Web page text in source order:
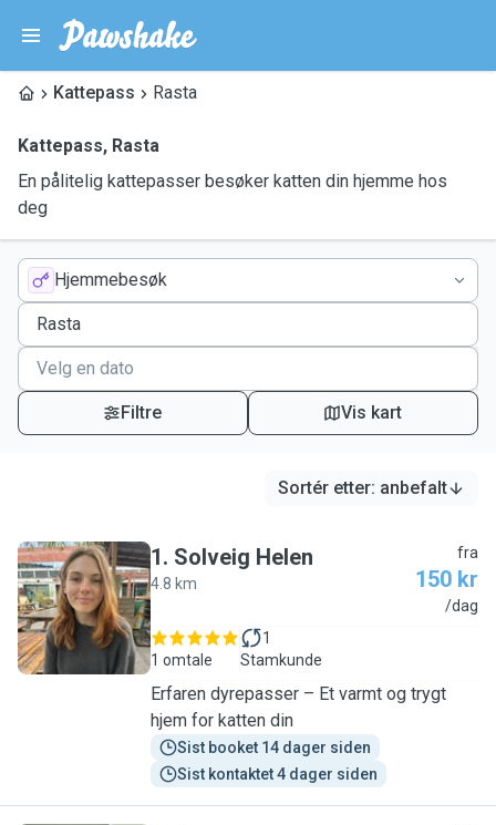
Kattepass Rasta
Kattepass, Rasta
En pålitelig kattepasser besøker katten din hjemme hos
deg
Hjemmebesøk
Filtre Vis kart
Sortér etter: anbefalt
S
1. Solveig Helen
4.8 km
fra
150 kr
/dag
1 omtale
1
Stamkunde
Erfaren dyrepasser – Et varmt og trygt
hjem for katten din
Sist booket 14 dager siden
Sist kontaktet 4 dager siden